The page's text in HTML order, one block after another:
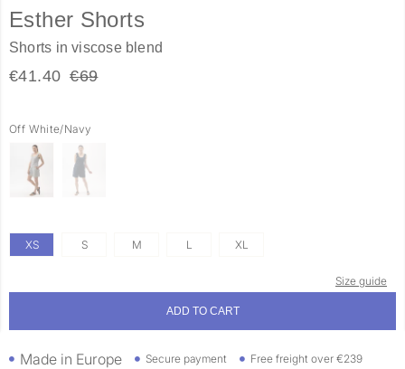
Esther Shorts
Shorts in viscose blend
€41.40 €69
Off White/Navy
XS S M L XL
Size guide
ADD TO CART
Made in Europe Secure payment Free freight over €239